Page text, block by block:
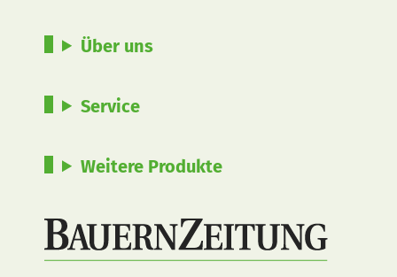
Über uns
Service
Weitere Produkte